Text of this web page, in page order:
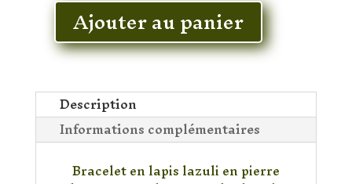
quantité
Bracelet
Lazuli
Ajouter au panier
Description
Informations complémentaires
Bracelet en lapis lazuli en pierre